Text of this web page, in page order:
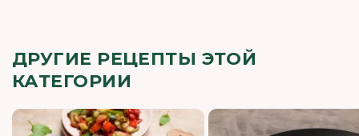
ДРУГИЕ РЕЦЕПТЫ ЭТОЙ
КАТЕГОРИИ